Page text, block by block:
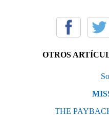
OTROS
THE